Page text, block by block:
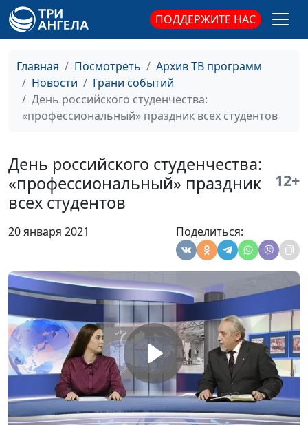
ПОДДЕРЖИТЕ НАС
Главная Посмотреть
Архив ТВ программ
Новости
Грани событий
День российского студенчества:
«профессиональный» праздник всех студентов
День российского студенчества:
«профессиональный» праздник
всех студентов
12+
20 января 2021 Поделиться:
Год пандемии
было?
Мария Мараханова,
священнослужитель
Международный
женский день: какой
женщину задумал Бог
священнослужитель
Всемирный день
иммунитета. Как
оставаться здоровым
Сергей Никулин,
священнослужитель
23 февраля: день
защитника отечества
Сергей Никулин,
священнослужитель
День всех влюбленных:
о любви, влюбленности
и семейных ценностях
Сергей Никулин,
Онкология не
приговор, а просто
диагноз...
Мария Мараханова,
Сергей Никулин,
священнослужитель
В память на века.
Блокада Ленинграда
Мария Мараханова,
Сергей Никулин,